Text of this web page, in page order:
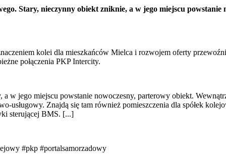
Stary, nieczynny obiekt zniknie, a w jego miejscu powstanie
kolei dla mieszkańców Mielca i rozwojem oferty
połączenia PKP Intercity.
w jego miejscu powstanie nowoczesny, parterowy obiekt.
Znajdą się tam również pomieszczenia dla spółek
sterującej BMS. [...]
#pkp #portalsamorzadowy